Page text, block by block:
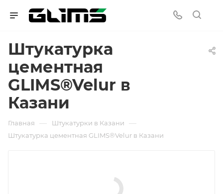
Штукатурка
цементная
GLIMS®Velur в
Казани
Главная — Штукатурки в Казани —
Штукатурка цементная GLIMS®Velur в Казани